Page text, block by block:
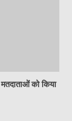
को किया